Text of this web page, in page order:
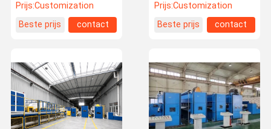
Prijs:Customization
Beste prijs
contact
Prijs:Customization
Beste prijs
contact